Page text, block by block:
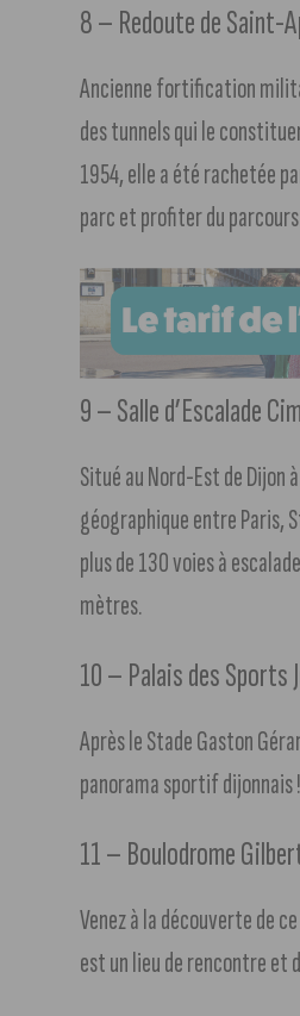
8 – Redoute de Saint-
Ancienne fortification
des tunnels qui le
1954, elle a été rachetée
parc et profiter du
9 – Salle d’Escalade
Situé au Nord-Est de Dijon
géographique entre Paris,
plus de 130 voies à
mètres.
10 – Palais des Sports
Après le Stade Gaston
panorama sportif dijonnais !
11 – Boulodrome
Venez à la découverte de
est un lieu de rencontre et